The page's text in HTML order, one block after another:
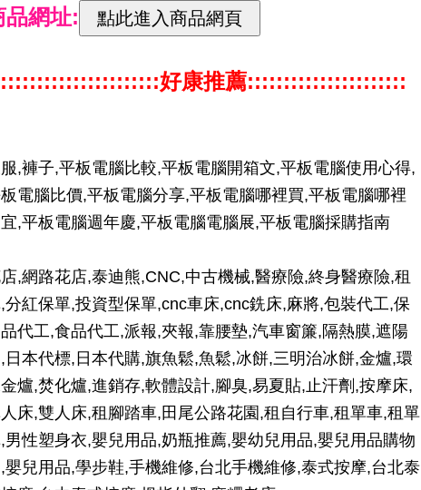
品網址:
::::::::::::::::::::::好康推薦::::::::::::::::::::::
,褲子,平板電腦比較,平板電腦開箱文,平板電腦使用心得,
電腦比價,平板電腦分享,平板電腦哪裡買,平板電腦哪裡
,平板電腦週年慶,平板電腦電腦展,平板電腦採購指南
,網路花店,泰迪熊,CNC,中古機械,醫療險,終身醫療險,租
分紅保單,投資型保單,cnc車床,cnc銑床,麻將,包裝代工,保
代工,食品代工,派報,夾報,靠腰墊,汽車窗簾,隔熱膜,遮陽
日本代標,日本代購,旗魚鬆,魚鬆,冰餅,三明治冰餅,金爐,環
爐,焚化爐,進銷存,軟體設計,腳臭,易夏貼,止汗劑,按摩床,
床,雙人床,租腳踏車,田尾公路花園,租自行車,租單車,租單
男性塑身衣,嬰兒用品,奶瓶推薦,嬰幼兒用品,嬰兒用品購物
嬰兒用品,學步鞋,手機維修,台北手機維修,泰式按摩,台北泰